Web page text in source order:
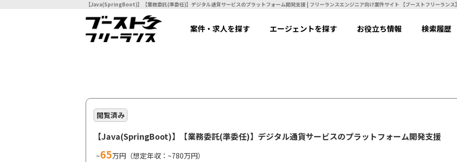
【Java(SpringBoot)】【業務委託(準委任)】デジタル通貨サービスのプラットフォーム開発支援 | フリーランスエンジニア向け案件サイト 【ブーストフリーランス】
案件・求人を探す エージェントを探す お役立ち情報 検索履歴
閲覧済み
【Java(SpringBoot)】【業務委託(準委任)】デジタル通貨サービスのプラットフォーム開発支援
~65万円（想定年収：~780万円）